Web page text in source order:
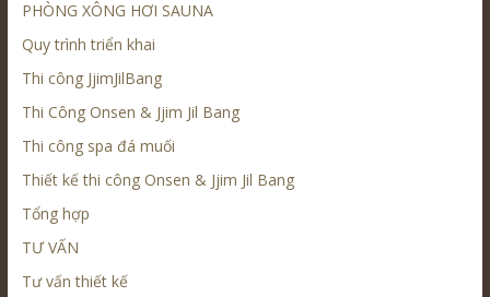
PHÒNG XÔNG HƠI SAUNA
Quy trình triển khai
Thi công JjimJilBang
Thi Công Onsen & Jjim Jil Bang
Thi công spa đá muối
Thiết kế thi công Onsen & Jjim Jil Bang
Tổng hợp
TƯ VẤN
Tư vấn thiết kế